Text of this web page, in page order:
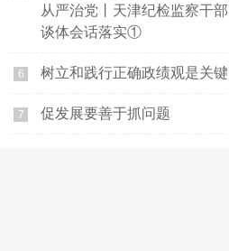
从严治党丨天津纪检监察干部
谈体会话落实①
6 树立和践行正确政绩观是关键
7 促发展要善于抓问题